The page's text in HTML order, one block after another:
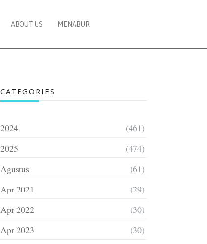
ABOUT US MENABUR
CATEGORIES
2024
(461)
2025
(474)
Agustus
(61)
Apr 2021
(29)
Apr 2022
(30)
Apr 2023
(30)